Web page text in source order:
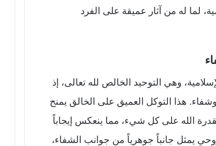
لما له من آثار عميقة على الفرد
وهي التوحيد الخالص لله تعالى، إذ
هذا التوكل العميق على الخالق يمنح
الله على كل شيء، مما ينعكس إيجاباً
يمثل جانباً جوهرياً من جوانب الشفاء،